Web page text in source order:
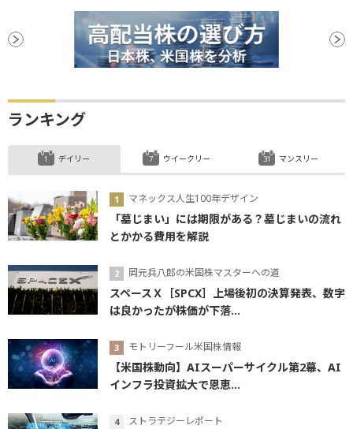
ランキング
デイリー
マネックス人生100年デザイン
「墓じまい」には期限がある？墓じまいの流れ
とかかる費用を解説
岡元兵八郎の米国株マスターへの道
スペースＸ［SPCX］上場後初の決算発表、数字
は良かったが株価が下落...
モトリーフール米国株情報
【米国株動向】AIスーパーサイクル第2幕、AI
インフラ投資拡大で恩恵...
ストラテジーレポート
ウイークリー マンスリー